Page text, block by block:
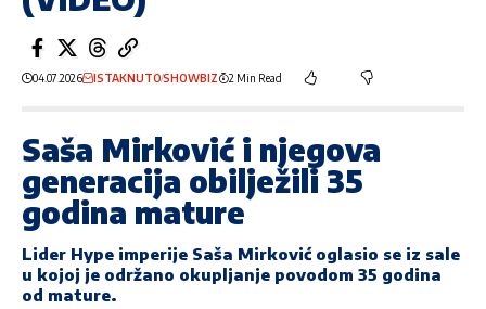
04.07.2026 ISTAKNUTOSHOWBIZ 2 Min Read
Saša Mirković i njegova
generacija obilježili 35
godina mature
Lider Hype imperije Saša Mirković oglasio se iz sale
u kojoj je održano okupljanje povodom 35 godina
od mature.